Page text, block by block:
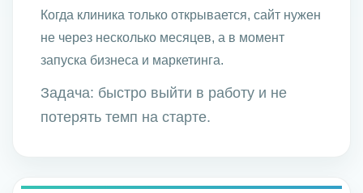
Когда клиника только открывается, сайт нужен
не через несколько месяцев, а в момент
запуска бизнеса и маркетинга.
Задача: быстро выйти в работу и не
потерять темп на старте.